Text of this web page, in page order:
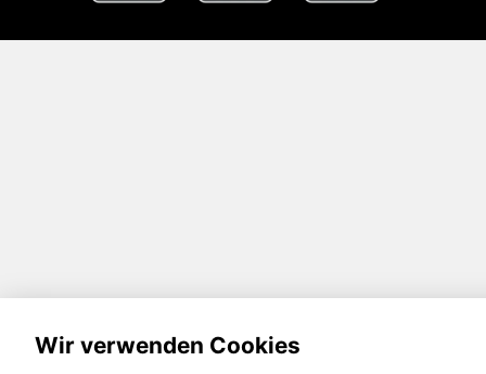
Wir verwenden Cookies